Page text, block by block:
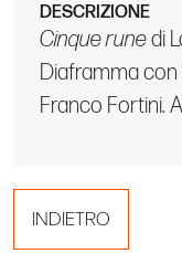
DESCRIZIONE
Cinque runedi
Diaframma con
Franco Fortini.
INDIETRO